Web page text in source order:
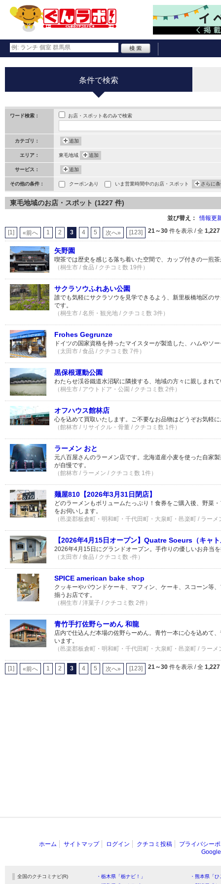
条件で検索
ワード検索： お店・スポット名のみで検索
カテゴリ： 追加
エリア： 東毛地域 追加
サービス： 追加
その他の条件： クーポンあり いま営業時間中のお店・スポット さらに
東毛地域のお店・スポット (1227 件)
並び替え： 情報更
[1] «前へ 1 2 3 4 5 次へ» [123] 21～30 件を表示 / 全 1,227
矢野園
喫茶では歴史を感じる落ち着いた空間で、カップ付きの一煎
（桐生市 / 食品 / クチコミ数 19件）
サクラソウふれあい公園
誰でも気軽にサクラソウを見学できるよう、新里板橋地区の
です。
（桐生市 / 名所・観光地 / クチコミ数 3件）
Frohes Gegrunze
ドイツの国家資格を持ったマイスターが製造した、ハムやソ
（太田市 / 食品 / クチコミ数 7件）
黒保根運動公園
わたらせ渓谷鐵道水沼駅に隣接する、地域の方々に親しまれ
（桐生市 / アウトドア・公園 / クチコミ数 2件）
オフハウス館林店
心を込めて買取いたします。ご不要なお品物はどうぞお気軽
（館林市 / リサイクル・骨董 / クチコミ数 1件）
ラーメン おと
元八百屋さんのラーメン店です。北海道産小麦を使った自家
が自慢です。
（館林市 / ラーメン / クチコミ数 1件）
麺屋810【2026年3月31日閉店】
どのラーメンもボリュームたっぷり！食券をご購入後、野菜
をお伺いします。
（邑楽郡板倉町・明和町・千代田町・大泉町・邑楽町 / ラー
【2026年4月15日オープン】Quatre Soeurs（キャ
2026年4月15日にグランドオープン。手作りの優しいお弁当
（太田市 / 食品 / クチコミ数 -件）
SPICE american bake shop
クッキーやパウンドケーキ、マフィン、ケーキ、スコーン等
揃うお店です。
（桐生市 / 洋菓子 / クチコミ数 2件）
青竹手打佐野らーめん 和龍
店内で仕込んだ本場の佐野らーめん。青竹一本に心を込めて
います。
（邑楽郡板倉町・明和町・千代田町・大泉町・邑楽町 / ラー
[1] «前へ 1 2 3 4 5 次へ» [123] 21～30 件を表示 / 全 1,227
ホーム サイトマップ ログイン クチコミ投稿
プライバシー
全国のクチコミナビ(R) ・栃木県「栃ナビ！」
・熊本県「